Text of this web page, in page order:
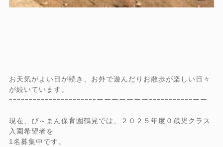
お天気がよい日が続き、お外で遊んだりお散歩が楽しい日々
が続いています。
ｰｰｰｰｰｰｰｰｰｰｰｰｰｰｰｰｰｰｰｰｰｰーーーーーーーｰｰｰｰｰｰｰｰｰｰｰーー
ーーーーーーーーーー
現在、ぴ～まん保育園鶴見では、２０２５年度０歳児クラス
入園希望者を
1名募集中です。